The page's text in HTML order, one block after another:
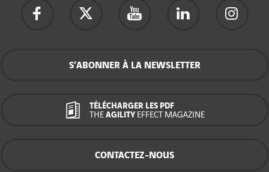
S’ABONNER À LA NEWSLETTER
TÉLÉCHARGER LES PDF
THE AGILITY EFFECT MAGAZINE
CONTACTEZ-NOUS